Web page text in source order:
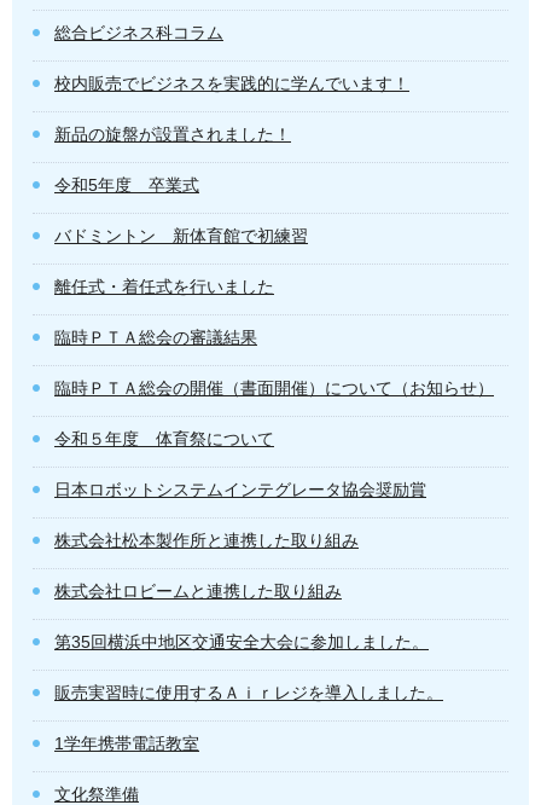
総合ビジネス科コラム
校内販売でビジネスを実践的に学んでいます！
新品の旋盤が設置されました！
令和5年度 卒業式
バドミントン 新体育館で初練習
離任式・着任式を行いました
臨時ＰＴＡ総会の審議結果
臨時ＰＴＡ総会の開催（書面開催）について（お知らせ）
令和５年度 体育祭について
日本ロボットシステムインテグレータ協会奨励賞
株式会社松本製作所と連携した取り組み
株式会社ロビームと連携した取り組み
第35回横浜中地区交通安全大会に参加しました。
販売実習時に使用するＡｉｒレジを導入しました。
1学年携帯電話教室
文化祭準備